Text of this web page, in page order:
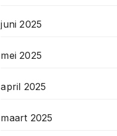
juni 2025
mei 2025
april 2025
maart 2025